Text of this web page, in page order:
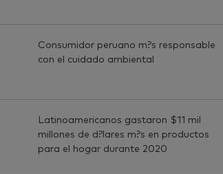
Consumidor peruano m?s responsable
con el cuidado ambiental
Latinoamericanos gastaron $11 mil
millones de d?lares m?s en productos
para el hogar durante 2020